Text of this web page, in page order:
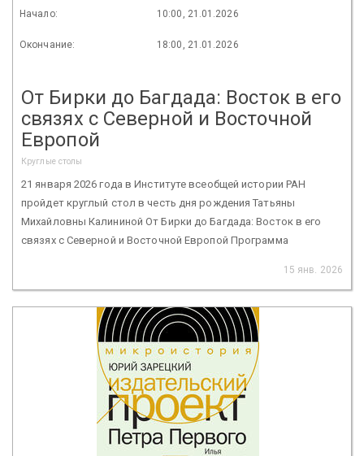
Начало: 10:00, 21.01.2026
Окончание: 18:00, 21.01.2026
От Бирки до Багдада: Восток в его
связях с Северной и Восточной
Европой
Круглые столы
21 января 2026 года в Институте всеобщей истории РАН
пройдет круглый стол в честь дня рождения Татьяны
Михайловны Калининой От Бирки до Багдада: Восток в его
связях с Северной и Восточной Европой Программа
15 янв. 2026